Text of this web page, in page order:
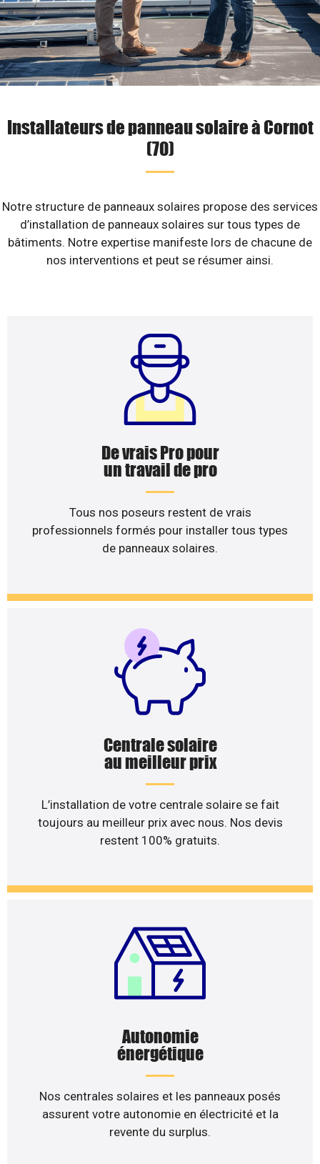
Installateurs de panneau solaire à Cornot
(70)
Notre structure de panneaux solaires propose des services
d’installation de panneaux solaires sur tous types de
bâtiments. Notre expertise manifeste lors de chacune de
nos interventions et peut se résumer ainsi.
De vrais Pro pour
un travail de pro
Tous nos poseurs restent de vrais
professionnels formés pour installer tous types
de panneaux solaires.
Centrale solaire
au meilleur prix
L’installation de votre centrale solaire se fait
toujours au meilleur prix avec nous. Nos devis
restent 100% gratuits.
Autonomie
énergétique
Nos centrales solaires et les panneaux posés
assurent votre autonomie en électricité et la
revente du surplus.